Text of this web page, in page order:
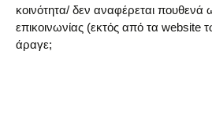
κοινότητα/ δεν αναφέρεται πουθενά
επικοινωνίας (εκτός από τα website
άραγε;